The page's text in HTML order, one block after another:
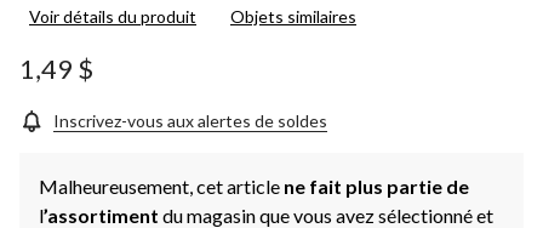
commentaire.
page.
Voir détails du produit Objets similaires
1,49 $
Inscrivez-vous aux alertes de soldes
Malheureusement, cet article ne fait plus partie de
l’assortiment du magasin que vous avez sélectionné et